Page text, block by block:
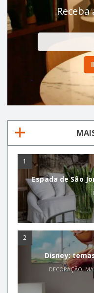
Receba
1
Espada de São
2
Disney:
DECORAÇÃO,